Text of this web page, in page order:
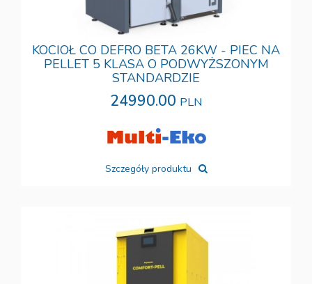
KOCIOŁ CO DEFRO BETA 26KW - PIEC NA
PELLET 5 KLASA O PODWYŻSZONYM
STANDARDZIE
24990.00 PLN
Szczegóły produktu